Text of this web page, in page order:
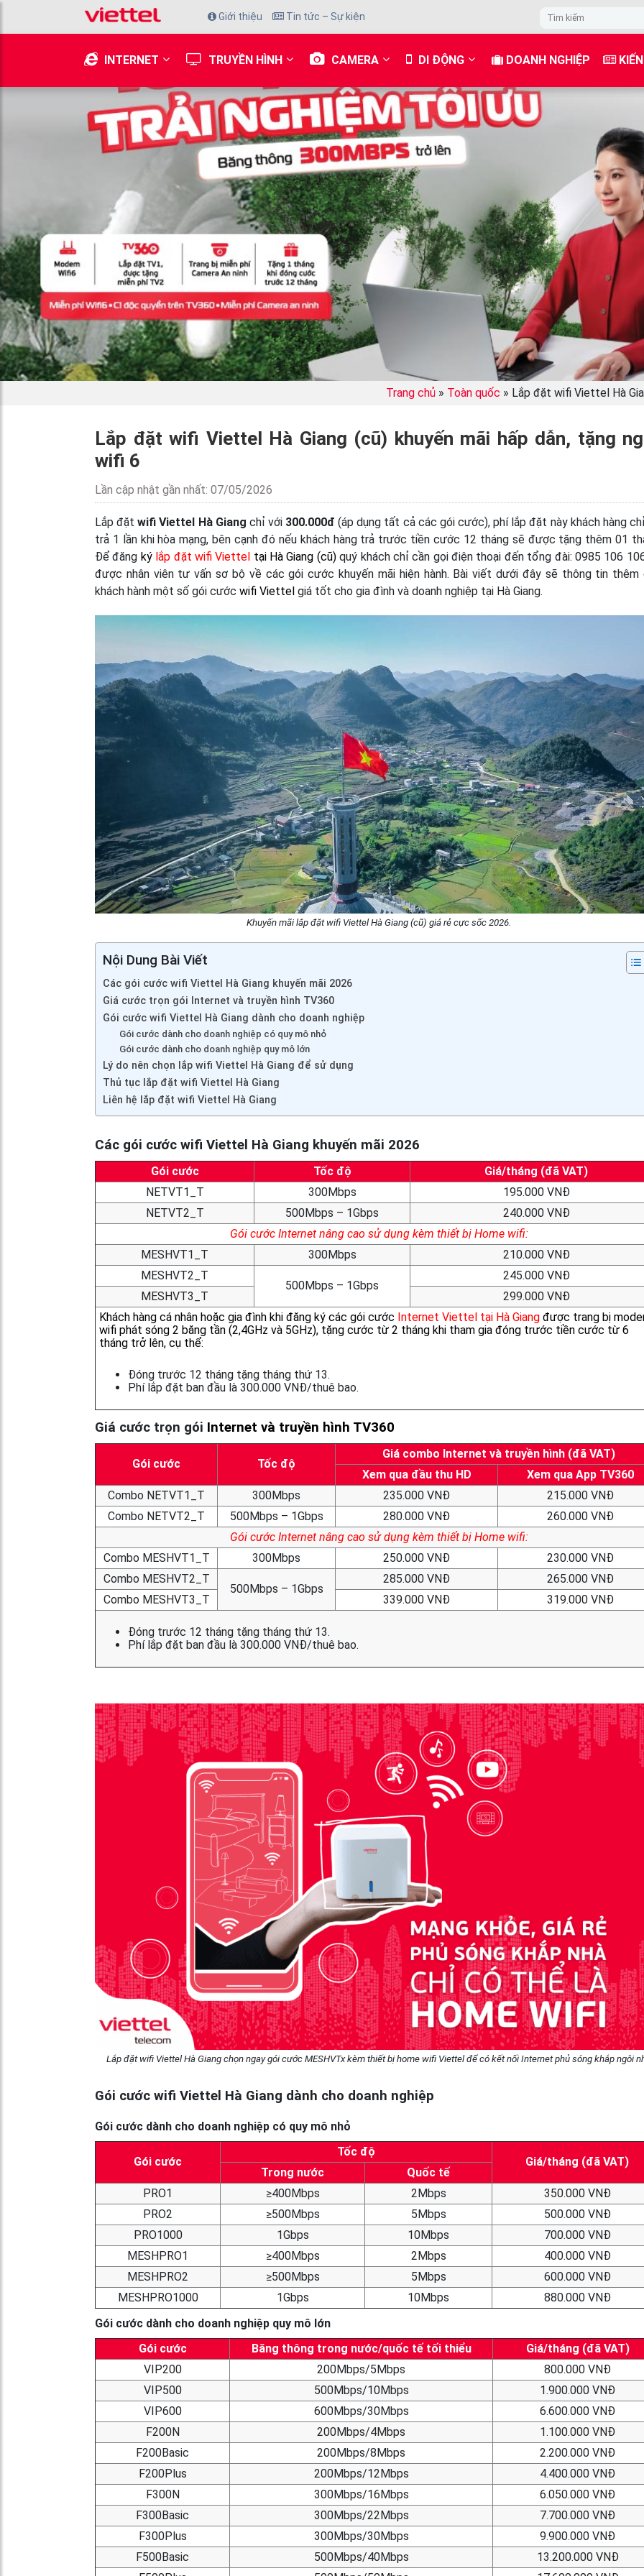
Giới thiệu Tin tức – Sự kiện
INTERNET TRUYỀN HÌNH CAMERA DI ĐỘNG DOANH NGHIỆP
Trang chủ» Toàn quốc » Lắp đặt wifi Viettel Hà
Lắp đặt wifi Viettel Hà Giang (cũ) khuyến mãi hấp dẫn, tặng
wifi 6
Lần cập nhật gần nhất: 07/05/2026
Lắp đặtwifi Viettel Hà Giang chỉ với 300.000đ (áp dụng tất cả các gói cước), phí lắp đặt này khách hàng
trả 1 lần khi hòa mạng, bên cạnh đó nếu khách hàng trả trước tiền cước 12 tháng sẽ được tặng thêm 01
Để đăng ký lắp đặt wifi Viettel tại Hà Giang (cũ)quý khách chỉ cần gọi điện thoại đến tổng đài: 0985 106
được nhân viên tư vấn sơ bộ về các gói cước khuyến mãi hiện hành. Bài viết dưới đây sẽ thông tin thêm
khách hành một số gói cước wifi Viettel giá tốt cho gia đình và doanh nghiệp tại Hà Giang.
Khuyến mãi lắp đặt wifi Viettel Hà Giang (cũ) giá rẻ cực sốc 2026.
Nội Dung Bài Viết
Các gói cước wifi Viettel Hà Giang khuyến mãi 2026
Giá cước trọn gói Internet và truyền hình TV360
Gói cước wifi Viettel Hà Giang dành cho doanh nghiệp
Gói cước dành cho doanh nghiệp có quy mô nhỏ
Gói cước dành cho doanh nghiệp quy mô lớn
Lý do nên chọn lắp wifi Viettel Hà Giang để sử dụng
Thủ tục lắp đặt wifi Viettel Hà Giang
Liên hệ lắp đặt wifi Viettel Hà Giang
Các gói cước wifi Viettel Hà Giang khuyến mãi 2026
Gói cước Tốc độ
Giá/tháng (đã VAT)
NETVT1_T
300Mbps
195.000 VNĐ
NETVT2_T
500Mbps – 1Gbps
240.000 VNĐ
Gói cước Internet nâng cao sử dụng kèm thiết bị Home wifi:
MESHVT1_T
300Mbps
210.000 VNĐ
MESHVT2_T
500Mbps – 1Gbps
245.000 VNĐ
MESHVT3_T
299.000 VNĐ
Khách hàng cá nhân hoặc gia đình khi đăng ký các gói cước Internet Viettel tại Hà Giang được trang bị
wifi phát sóng 2 băng tần (2,4GHz và 5GHz), tặng cước từ 2 tháng khi tham gia đóng trước tiền cước từ 6
tháng trở lên, cụ thể:
Đóng trước 12 tháng tặng tháng thứ 13.
Phí lắp đặt ban đầu là 300.000 VNĐ/thuê bao.
Giá cước trọn gói Internet và truyền hình TV360
Gói cước Tốc độ
Giá combo Internet và truyền hình (đã VAT)
Xem qua đầu thu HD
Xem qua App TV360
Combo NETVT1_T
300Mbps 235.000 VNĐ
215.000 VNĐ
Combo NETVT2_T
500Mbps – 1Gbps 280.000 VNĐ
260.000 VNĐ
Gói cước Internet nâng cao sử dụng kèm thiết bị Home wifi:
Combo MESHVT1_T
300Mbps 250.000 VNĐ
230.000 VNĐ
Combo MESHVT2_T
500Mbps – 1Gbps
285.000 VNĐ
265.000 VNĐ
Combo MESHVT3_T
339.000 VNĐ 319.000 VNĐ
Đóng trước 12 tháng tặng tháng thứ 13.
Phí lắp đặt ban đầu là 300.000 VNĐ/thuê bao.
Lắp đặt wifi Viettel Hà Giang chọn ngay gói cước MESHVTx kèm thiết bị home wifi Viettel để có kết nối Internet phủ sóng khắp ngôi
Gói cước wifi Viettel Hà Giang dành cho doanh nghiệp
Gói cước dành cho doanh nghiệp có quy mô nhỏ
Gói cước
Tốc độ
Giá/tháng (đã VAT)
Trong nước
Quốc tế
PRO1
≥400Mbps 2Mbps
350.000 VNĐ
PRO2
≥500Mbps 5Mbps
500.000 VNĐ
PRO1000
1Gbps 10Mbps
700.000 VNĐ
MESHPRO1
≥400Mbps 2Mbps
400.000 VNĐ
MESHPRO2
≥500Mbps 5Mbps
600.000 VNĐ
MESHPRO1000
1Gbps 10Mbps
880.000 VNĐ
Gói cước dành cho doanh nghiệp quy mô lớn
Gói cước
Băng thông trong nước/quốc tế tối thiểu
Giá/tháng (đã VAT)
VIP200
200Mbps/5Mbps
800.000 VNĐ
VIP500
500Mbps/10Mbps
1.900.000 VNĐ
VIP600
600Mbps/30Mbps
6.600.000 VNĐ
F200N
200Mbps/4Mbps
1.100.000 VNĐ
F200Basic
200Mbps/8Mbps
2.200.000 VNĐ
F200Plus
200Mbps/12Mbps
4.400.000 VNĐ
F300N
300Mbps/16Mbps
6.050.000 VNĐ
F300Basic
300Mbps/22Mbps
7.700.000 VNĐ
F300Plus
300Mbps/30Mbps
9.900.000 VNĐ
F500Basic
500Mbps/40Mbps
13.200.000 VNĐ